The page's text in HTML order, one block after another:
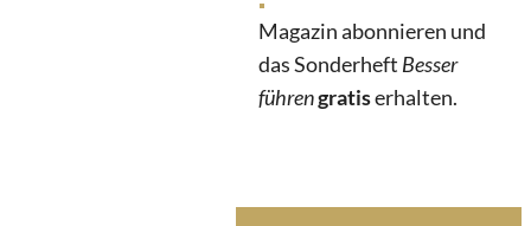
Magazin abonnieren und
das Sonderheft Besser
führengratiserhalten.